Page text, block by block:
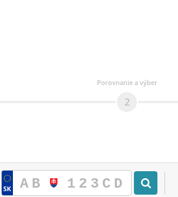
Porovnanie a výber
2